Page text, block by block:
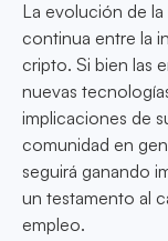
La evolución de
continua entre la
cripto. Si bien las
nuevas
implicaciones de
comunidad en
seguirá ganando
un testamento al
empleo.